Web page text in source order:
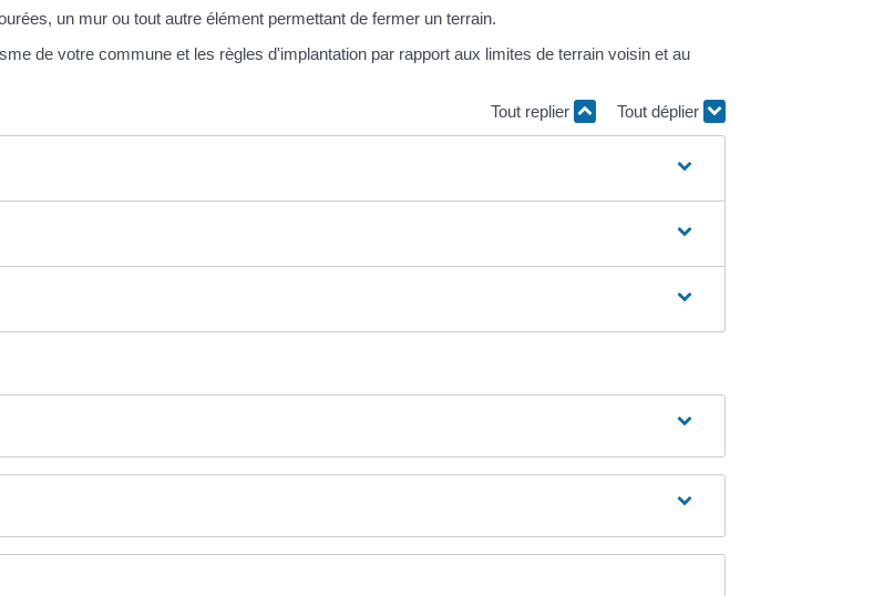
un mur ou tout autre élément permettant de fermer un terrain.
de votre commune et les règles d'implantation par rapport aux limites de terrain voisin et au
Tout replier
Tout déplier